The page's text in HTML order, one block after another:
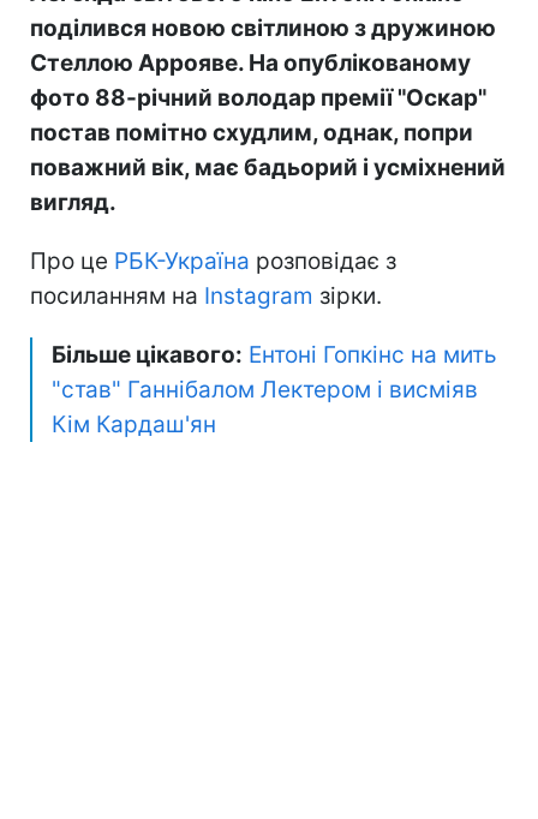
поділився новою світлиною з дружиною
Стеллою Аррояве. На опублікованому
фото 88-річний володар премії "Оскар"
постав помітно схудлим, однак, попри
поважний вік, має бадьорий і усміхнений
вигляд.
Про це РБК-Україна розповідає з
посиланням на Instagram зірки.
Більше цікавого: Ентоні Гопкінс на мить
"став" Ганнібалом Лектером і висміяв
Кім Кардаш'ян